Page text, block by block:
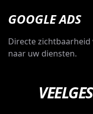
GOOGLE ADS
Directe
naar uw diensten.